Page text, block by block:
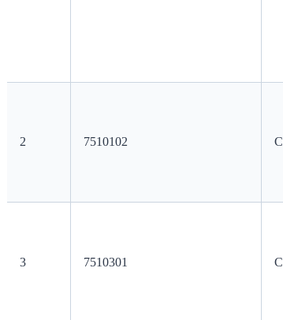
2 7510102
3 7510301